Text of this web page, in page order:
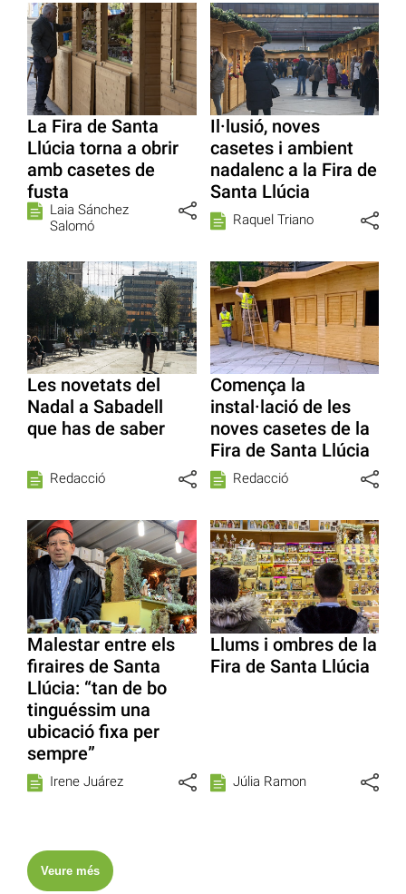
La Fira de Santa
Llúcia torna a obrir
amb casetes de
fusta
Laia Sánchez
Salomó
Il·lusió, noves
casetes i ambient
nadalenc a la Fira de
Santa Llúcia
Raquel Triano
Les novetats del
Nadal a Sabadell
que has de saber
Redacció
Comença la
instal·lació de les
noves casetes de la
Fira de Santa Llúcia
Redacció
Malestar entre els
firaires de Santa
Llúcia: “tan de bo
tinguéssim una
ubicació fixa per
sempre”
Irene Juárez
Llums i ombres de la
Fira de Santa Llúcia
Júlia Ramon
Veure més